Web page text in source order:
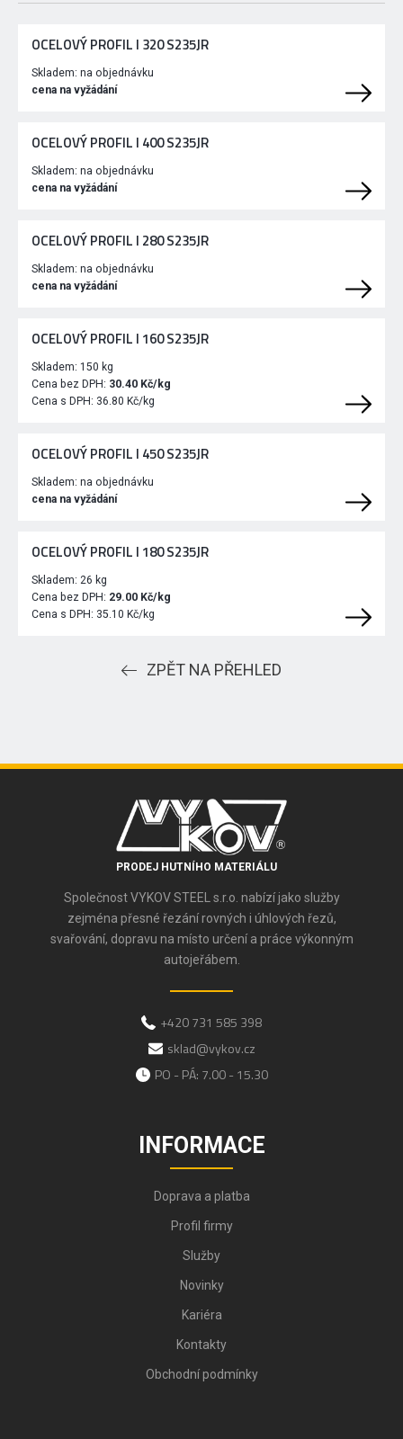
OCELOVÝ PROFIL I 320 S235JR
Skladem: na objednávku
cena na vyžádání
OCELOVÝ PROFIL I 400 S235JR
Skladem: na objednávku
cena na vyžádání
OCELOVÝ PROFIL I 280 S235JR
Skladem: na objednávku
cena na vyžádání
OCELOVÝ PROFIL I 160 S235JR
Skladem: 150 kg
Cena bez DPH: 30.40 Kč/kg
Cena s DPH: 36.80 Kč/kg
OCELOVÝ PROFIL I 450 S235JR
Skladem: na objednávku
cena na vyžádání
OCELOVÝ PROFIL I 180 S235JR
Skladem: 26 kg
Cena bez DPH: 29.00 Kč/kg
Cena s DPH: 35.10 Kč/kg
ZPĚT NA PŘEHLED
PRODEJ HUTNÍHO MATERIÁLU
Společnost VYKOV STEEL s.r.o. nabízí jako služby
zejména přesné řezání rovných i úhlových řezů,
svařování, dopravu na místo určení a práce výkonným
autojeřábem.
+420 731 585 398
sklad@vykov.cz
PO - PÁ: 7.00 - 15.30
INFORMACE
Doprava a platba
Profil firmy
Služby
Novinky
Kariéra
Kontakty
Obchodní podmínky